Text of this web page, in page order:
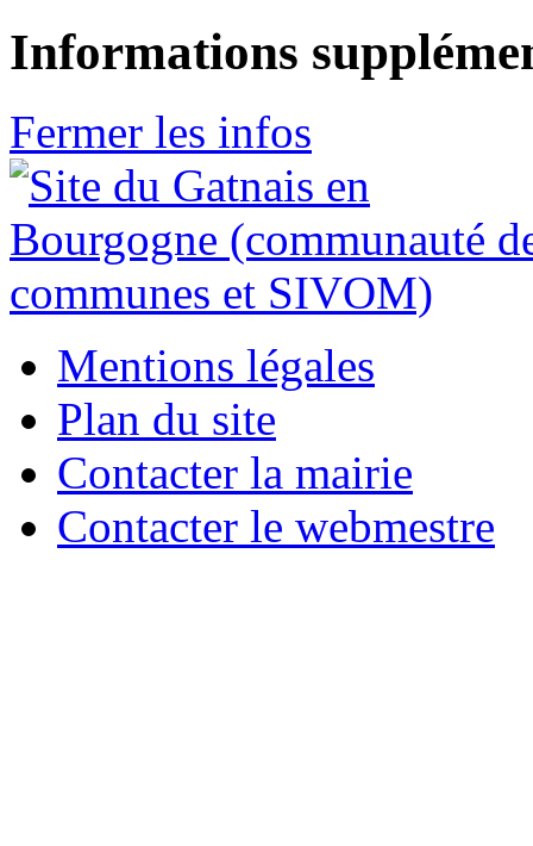
Informations
Fermer les infos
Mentions légales
Plan du site
Contacter la mairie
Contacter le webmestre